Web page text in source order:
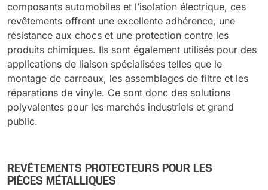
composants automobiles et l’isolation électrique, ces
revêtements offrent une excellente adhérence, une
résistance aux chocs et une protection contre les
produits chimiques. Ils sont également utilisés pour des
applications de liaison spécialisées telles que le
montage de carreaux, les assemblages de filtre et les
réparations de vinyle. Ce sont donc des solutions
polyvalentes pour les marchés industriels et grand
public.
REVÊTEMENTS PROTECTEURS POUR LES
PIÈCES MÉTALLIQUES